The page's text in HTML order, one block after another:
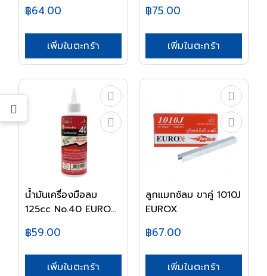
฿64.00
เพิ่มในตะกร้า
฿75.00
เพิ่มในตะกร้า
น้ำมันเครื่องมือลม
125cc No.40 EURO...
฿59.00
เพิ่มในตะกร้า
ลูกแมกซ์ลม ขาคู่ 1010J
EUROX
฿67.00
เพิ่มในตะกร้า